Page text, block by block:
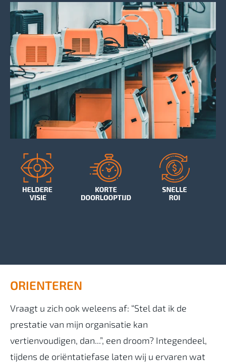
ORIENTEREN
Vraagt u zich ook weleens af: “Stel dat ik de
prestatie van mijn organisatie kan
vertienvoudigen, dan...”, een droom? Integendeel,
tijdens de oriëntatiefase laten wij u ervaren wat